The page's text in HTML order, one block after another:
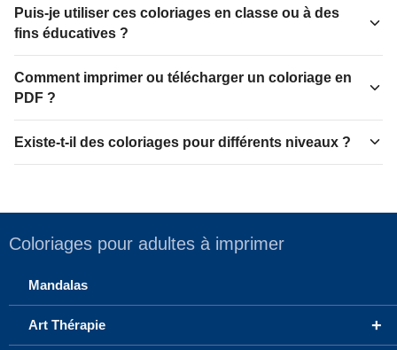
Puis-je utiliser ces coloriages en classe ou à des
fins éducatives ?
Comment imprimer ou télécharger un coloriage en
PDF ?
Existe-t-il des coloriages pour différents niveaux ?
Coloriages pour adultes à imprimer
Mandalas
+
Art Thérapie